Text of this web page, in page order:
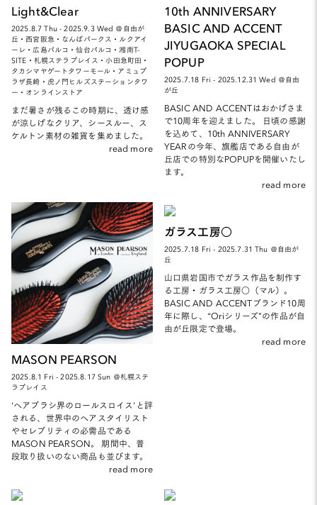
Light&Clear
2025.8.7 Thu - 2025.9.3 Wed ＠自由が
丘・西宮阪急・なんばパークス・ルクアイ
ーレ・広島パルコ・仙台パルコ・湘南T-
SITE・札幌ステラプレイス・小田急町田・
タカシマヤゲートタワーモール・アミュプ
ラザ長崎・虎ノ門ヒルズステーションタワ
ー・オンラインストア
まだ暑さが残るこの時期に、透け感
が涼しげなクリア、シースルー、ス
ケルトン素材の雑貨を集めました。
read more
10th ANNIVERSARY
BASIC AND ACCENT
JIYUGAOKA SPECIAL
POPUP
2025.7.18 Fri - 2025.12.31 Wed ＠自由
が丘
BASIC AND ACCENTはおかげさま
で10周年を迎えました。 日頃の感謝
を込めて、10th ANNIVERSARY
YEARの今年、旗艦店である自由が
丘店での特別なPOPUPを開催いたし
ます。
read more
MASON PEARSON
2025.8.1 Fri - 2025.8.17 Sun ＠札幌ステ
ラプレイス
‘ヘアブラシ界のロールスロイス’と評
される、世界中のヘアスタイリスト
やセレブリティの必需品である
MASON PEARSON。 期間中、普
段取り扱いのない商品も並びます。
read more
ガラス工房○
2025.7.18 Fri - 2025.7.31 Thu ＠自由が
丘
山口県岩国市でガラス作品を制作す
る工房・ガラス工房○（マル）。
BASIC AND ACCENTブランド10周
年に際し、“Oriシリーズ”の作品が自
由が丘限定で登場。
read more